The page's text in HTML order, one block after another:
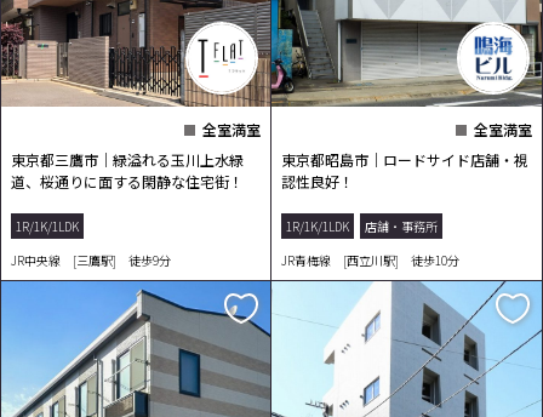
全室満室
東京都三鷹市｜緑溢れる玉川上水緑
道、桜通りに面する閑静な住宅街！
1R/1K/1LDK
JR中央線 [三鷹駅] 徒歩9分
全室満室
東京都昭島市｜ロードサイド店舗・視
認性良好！
1R/1K/1LDK
店舗・事務所
JR青梅線 [西立川駅] 徒歩10分